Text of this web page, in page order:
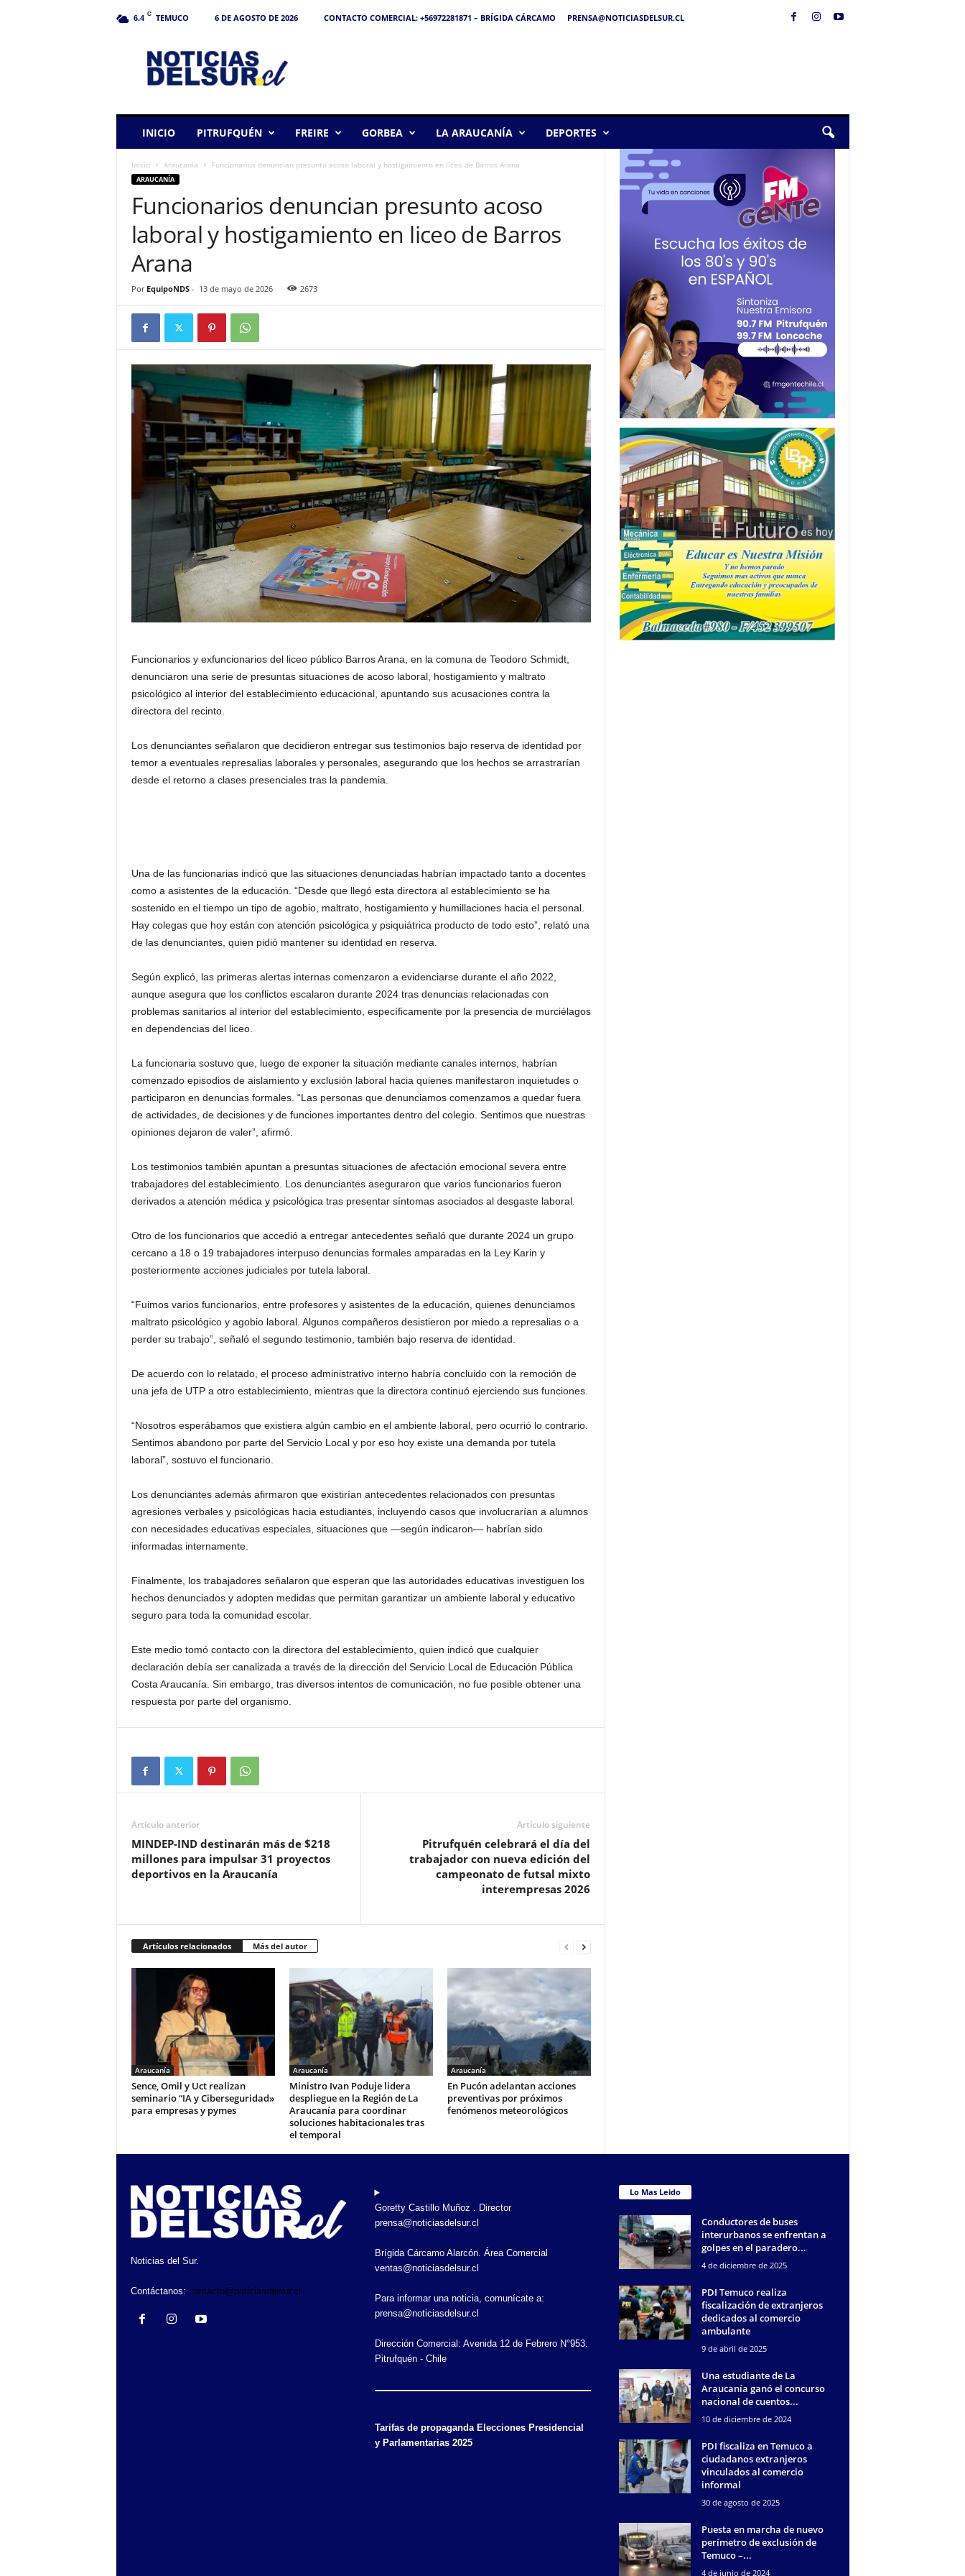
6.4 C TEMUCO 6 DE AGOSTO DE 2026 CONTACTO COMERCIAL: +56972281871 – BRÍGIDA CÁRCAMO
PRENSA@NOTICIASDELSUR.CL
INICIO PITRUFQUÉN FREIRE GORBEA LA ARAUCANÍA DEPORTES
Inicio Araucanía Funcionarios denuncian presunto acoso laboral y hostigamiento en liceo de Barros Arana
ARAUCANÍA
Funcionarios denuncian presunto acoso
laboral y hostigamiento en liceo de Barros
Arana
Por EquipoNDS- 13 de mayo de 2026 2673
Funcionarios y exfuncionarios del liceo público Barros Arana, en la comuna de Teodoro Schmidt,
denunciaron una serie de presuntas situaciones de acoso laboral, hostigamiento y maltrato
psicológico al interior del establecimiento educacional, apuntando sus acusaciones contra la
directora del recinto.
Los denunciantes señalaron que decidieron entregar sus testimonios bajo reserva de identidad por
temor a eventuales represalias laborales y personales, asegurando que los hechos se arrastrarían
desde el retorno a clases presenciales tras la pandemia.
Una de las funcionarias indicó que las situaciones denunciadas habrían impactado tanto a docentes
como a asistentes de la educación. “Desde que llegó esta directora al establecimiento se ha
sostenido en el tiempo un tipo de agobio, maltrato, hostigamiento y humillaciones hacia el personal.
Hay colegas que hoy están con atención psicológica y psiquiátrica producto de todo esto”, relató una
de las denunciantes, quien pidió mantener su identidad en reserva.
Según explicó, las primeras alertas internas comenzaron a evidenciarse durante el año 2022,
aunque asegura que los conflictos escalaron durante 2024 tras denuncias relacionadas con
problemas sanitarios al interior del establecimiento, específicamente por la presencia de murciélagos
en dependencias del liceo.
La funcionaria sostuvo que, luego de exponer la situación mediante canales internos, habrían
comenzado episodios de aislamiento y exclusión laboral hacia quienes manifestaron inquietudes o
participaron en denuncias formales. “Las personas que denunciamos comenzamos a quedar fuera
de actividades, de decisiones y de funciones importantes dentro del colegio. Sentimos que nuestras
opiniones dejaron de valer”, afirmó.
Los testimonios también apuntan a presuntas situaciones de afectación emocional severa entre
trabajadores del establecimiento. Los denunciantes aseguraron que varios funcionarios fueron
derivados a atención médica y psicológica tras presentar síntomas asociados al desgaste laboral.
Otro de los funcionarios que accedió a entregar antecedentes señaló que durante 2024 un grupo
cercano a 18 o 19 trabajadores interpuso denuncias formales amparadas en la Ley Karin y
posteriormente acciones judiciales por tutela laboral.
“Fuimos varios funcionarios, entre profesores y asistentes de la educación, quienes denunciamos
maltrato psicológico y agobio laboral. Algunos compañeros desistieron por miedo a represalias o a
perder su trabajo”, señaló el segundo testimonio, también bajo reserva de identidad.
De acuerdo con lo relatado, el proceso administrativo interno habría concluido con la remoción de
una jefa de UTP a otro establecimiento, mientras que la directora continuó ejerciendo sus funciones.
“Nosotros esperábamos que existiera algún cambio en el ambiente laboral, pero ocurrió lo contrario.
Sentimos abandono por parte del Servicio Local y por eso hoy existe una demanda por tutela
laboral”, sostuvo el funcionario.
Los denunciantes además afirmaron que existirían antecedentes relacionados con presuntas
agresiones verbales y psicológicas hacia estudiantes, incluyendo casos que involucrarían a alumnos
con necesidades educativas especiales, situaciones que —según indicaron— habrían sido
informadas internamente.
Finalmente, los trabajadores señalaron que esperan que las autoridades educativas investiguen los
hechos denunciados y adopten medidas que permitan garantizar un ambiente laboral y educativo
seguro para toda la comunidad escolar.
Este medio tomó contacto con la directora del establecimiento, quien indicó que cualquier
declaración debía ser canalizada a través de la dirección del Servicio Local de Educación Pública
Costa Araucanía. Sin embargo, tras diversos intentos de comunicación, no fue posible obtener una
respuesta por parte del organismo.
Artículo anterior
MINDEP-IND destinarán más de $218
millones para impulsar 31 proyectos
deportivos en la Araucanía
Artículo siguiente
Pitrufquén celebrará el día del
trabajador con nueva edición del
campeonato de futsal mixto
interempresas 2026
Artículos relacionados Más del autor
Araucanía
Sence, Omil y Uct realizan
seminario “IA y Ciberseguridad»
para empresas y pymes
Araucanía
Ministro Ivan Poduje lidera
despliegue en la Región de La
Araucanía para coordinar
soluciones habitacionales tras
el temporal
Araucanía
En Pucón adelantan acciones
preventivas por próximos
fenómenos meteorológicos
Noticias del Sur.
Contáctanos: contacto@noticiasdelsur.cl
Goretty Castillo Muñoz . Director
prensa@noticiasdelsur.cl
Brígida Cárcamo Alarcón. Área Comercial
ventas@noticiasdelsur.cl
Para informar una noticia, comunícate a:
prensa@noticiasdelsur.cl
Dirección Comercial: Avenida 12 de Febrero N°953.
Pitrufquén - Chile
Tarifas de propaganda Elecciones Presidencial
y Parlamentarias 2025
Lo Mas Leido
Conductores de buses
interurbanos se enfrentan a
golpes en el paradero...
4 de diciembre de 2025
PDI Temuco realiza
fiscalización de extranjeros
dedicados al comercio
ambulante
9 de abril de 2025
Una estudiante de La
Araucanía ganó el concurso
nacional de cuentos...
10 de diciembre de 2024
PDI fiscaliza en Temuco a
ciudadanos extranjeros
vinculados al comercio
informal
30 de agosto de 2025
Puesta en marcha de nuevo
perímetro de exclusión de
Temuco –...
4 de junio de 2024